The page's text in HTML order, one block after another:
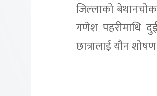
जिल्लाको बेथानचोक
गणेश पहरीमाथि
छात्रालाई यौन